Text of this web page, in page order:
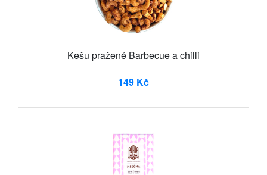
Kešu pražené Barbecue a chilli
149 Kč